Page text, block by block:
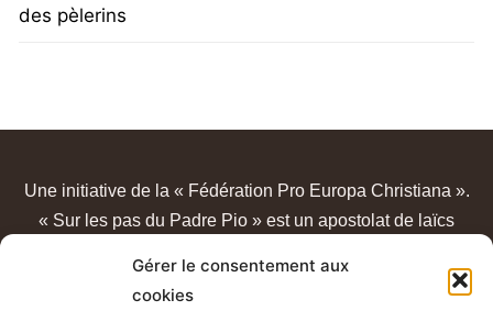
Gérer le consentement aux
cookies
des pèlerins
Une initiative de la « Fédération Pro Europa Christiana ».
« Sur les pas du Padre Pio » est un apostolat de laïcs